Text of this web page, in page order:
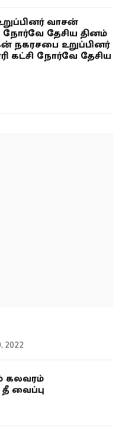
வாசன்
நோர்வே தேசிய தினம்
நகரசபை உறுப்பினர்
கட்சி நோர்வே தேசிய
2022
கலவரம்
வைப்பு